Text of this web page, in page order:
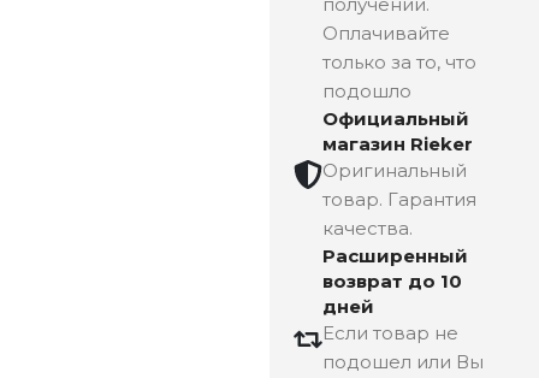
Оплачивайте
только за то, что
подошло
Официальный
магазин Rieker
Оригинальный
товар. Гарантия
качества.
Расширенный
возврат до 10
дней
Если товар не
подошел или Вы